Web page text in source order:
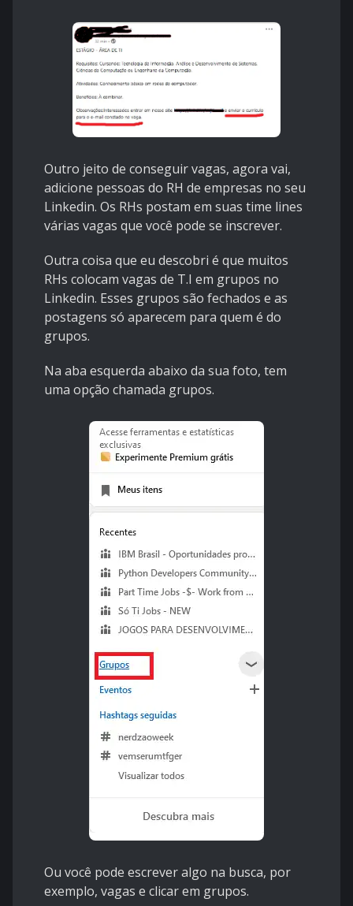
Outro jeito de conseguir vagas, agora vai,
adicione pessoas do RH de empresas no seu
Linkedin. Os RHs postam em suas time lines
várias vagas que você pode se inscrever.
Outra coisa que eu descobri é que muitos
RHs colocam vagas de T.I em grupos no
Linkedin. Esses grupos são fechados e as
postagens só aparecem para quem é do
grupos.
Na aba esquerda abaixo da sua foto, tem
uma opção chamada grupos.
Ou você pode escrever algo na busca, por
exemplo, vagas e clicar em grupos.